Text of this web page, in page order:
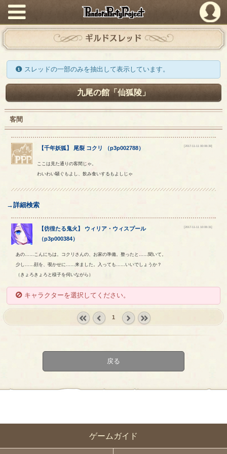
PandoraPartyProject
ゲームガイド
ギルドスレッド
スレッドの一部のみを抽出して表示しています。
九尾の館「仙狐陵」
客間
【千年妖狐】 尾裂 コクリ （p3p002788） [2017-11-11 00:06:39]
ここは見た通りの客間じゃ。
わいわい騒ぐもよし、飲み食いするもよしじゃ
→詳細検索
【彷徨たる鬼火】 ウィリア ・ ウィスプール
（p3p000384）
[2017-11-11 10:06:31]
あの……こんにちは。コクリさんの、お家の準備。整ったと……聞いて。
少し……顔を、覗かせに……来ました。入っても……いいでしょうか？
（きょろきょろと様子を伺いながら）
キャラクターを選択してください。
1
戻る